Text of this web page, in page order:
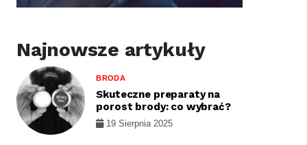
Najnowsze artykuły
BRODA
Skuteczne preparaty na
porost brody: co wybrać?
19 Sierpnia 2025